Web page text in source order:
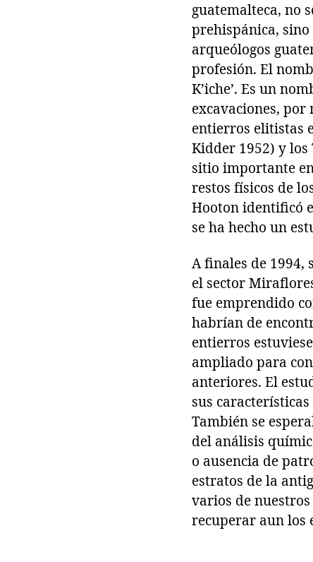
guatemalteca, no
prehispánica,
arqueólogos
profesión. El
K’iche’. Es un
excavaciones,
entierros elitistas
Kidder 1952) y los
sitio importante
restos físicos de
Hooton identificó
se ha hecho un
A finales de 1994,
el sector
fue emprendido
habrían de
entierros
ampliado para
anteriores. El
sus
También se
del análisis
o ausencia de
estratos de la
varios de
recuperar aun los